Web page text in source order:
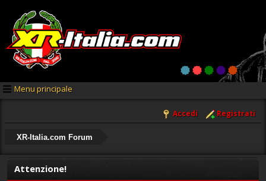
Menu principale
Accedi Registrati
XR-Italia.com Forum
Attenzione!